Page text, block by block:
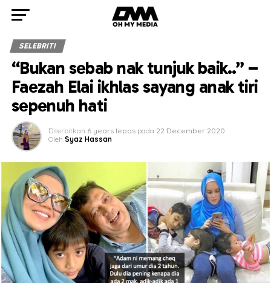
SELEBRITI
“Bukan sebab nak tunjuk baik..” –
Faezah Elai ikhlas sayang anak tiri
sepenuh hati
Diterbitkan 6 years lepas pada 22 December 2020
Oleh Syaz Hassan